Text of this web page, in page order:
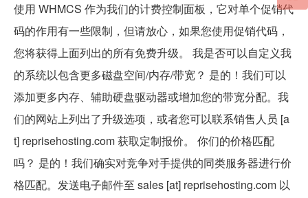
使用 WHMCS 作为我们的计费控制面板，它对单个促销代
码的作用有一些限制，但请放心，如果您使用促销代码，
您将获得上面列出的所有免费升级。 我是否可以自定义我
的系统以包含更多磁盘空间/内存/带宽？ 是的！我们可以
添加更多内存、辅助硬盘驱动器或增加您的带宽分配。我
们的网站上列出了升级选项，或者您可以联系销售人员 [a
t] reprisehosting.com 获取定制报价。 你们的价格匹配
吗？ 是的！我们确实对竞争对手提供的同类服务器进行价
格匹配。发送电子邮件至 sales [at] reprisehosting.com 以